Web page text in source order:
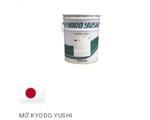
MỠ KYODO YUSHI